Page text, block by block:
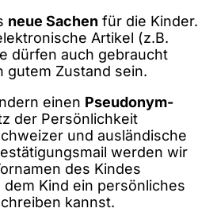
neue Sachen für die Kinder.
Artikel (z.B.
dürfen auch gebraucht
gutem Zustand sein.
einen Pseudonym-
der Persönlichkeit
und ausländische
werden wir
des Kindes
Kind ein persönliches
kannst.